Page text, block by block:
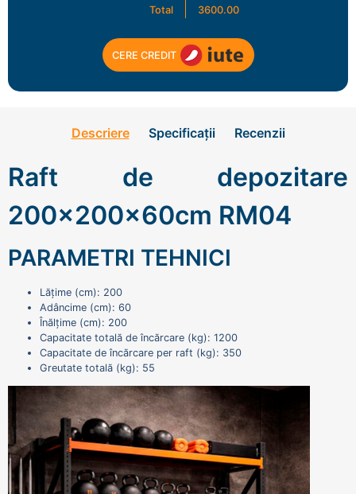
Total
3600.00
CERE CREDIT
Descriere Specificații Recenzii
Raft de depozitare
200x200x60cm RM04
PARAMETRI TEHNICI
Lățime (cm): 200
Adâncime (cm): 60
Înălțime (cm): 200
Capacitate totală de încărcare (kg): 1200
Capacitate de încărcare per raft (kg): 350
Greutate totală (kg): 55